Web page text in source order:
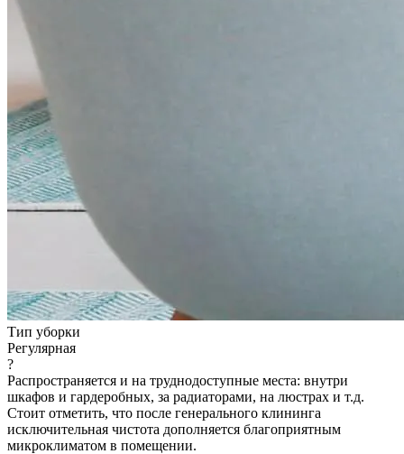
Тип уборки
Регулярная
?
Распространяется и на труднодоступные места: внутри
шкафов и гардеробных, за радиаторами, на люстрах и т.д.
Стоит отметить, что после генерального клининга
исключительная чистота дополняется благоприятным
микроклиматом в помещении.